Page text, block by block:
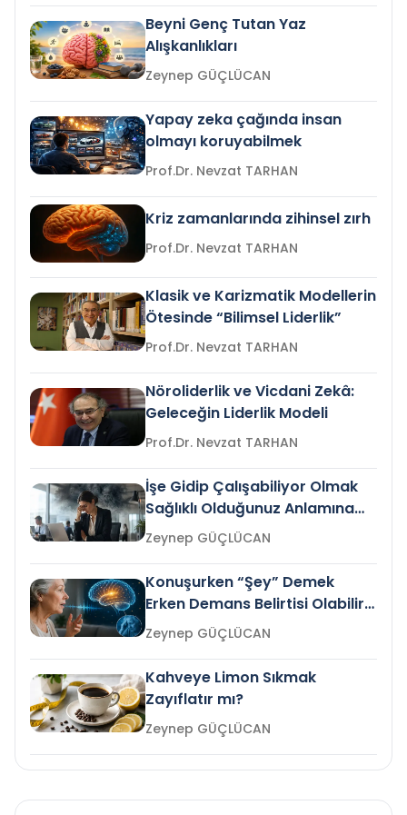
Beyni Genç Tutan Yaz
Alışkanlıkları
Zeynep GÜÇLÜCAN
Yapay zeka çağında insan
olmayı koruyabilmek
Prof.Dr. Nevzat TARHAN
Kriz zamanlarında zihinsel zırh
Prof.Dr. Nevzat TARHAN
Klasik ve Karizmatik Modellerin
Ötesinde “Bilimsel Liderlik”
Prof.Dr. Nevzat TARHAN
Nöroliderlik ve Vicdani Zekâ:
Geleceğin Liderlik Modeli
Prof.Dr. Nevzat TARHAN
İşe Gidip Çalışabiliyor Olmak
Sağlıklı Olduğunuz Anlamına
Gelir mi?Zeynep GÜÇLÜCAN
Konuşurken “Şey” Demek
Erken Demans Belirtisi Olabilir
mi?
Zeynep GÜÇLÜCAN
Kahveye Limon Sıkmak
Zayıflatır mı?
Zeynep GÜÇLÜCAN